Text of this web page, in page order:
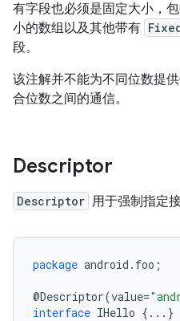
有字段也必须是固定大小，
小的数组以及其他带有
段。
该注解并不能为不同位数提
合位数之间的通信。
Descriptor
Descriptor 用于强制指定
package android . foo ;
@Descriptor(value=
interface IHello { ... }